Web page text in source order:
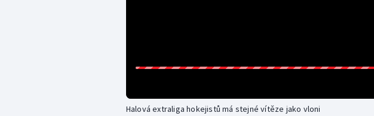
Halová extraliga hokejistů má stejné vítěze jako vloni